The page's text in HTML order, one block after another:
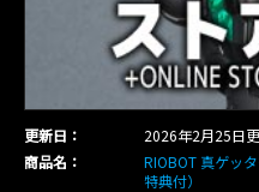
更新日：
2026年2月25日
商品名：
RIOBOT 真ゲッ
特典付）